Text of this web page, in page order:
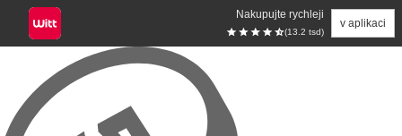
Nakupujte rychleji
(13.2 tsd)
v aplikaci
Přeskočit na hlavní obsah